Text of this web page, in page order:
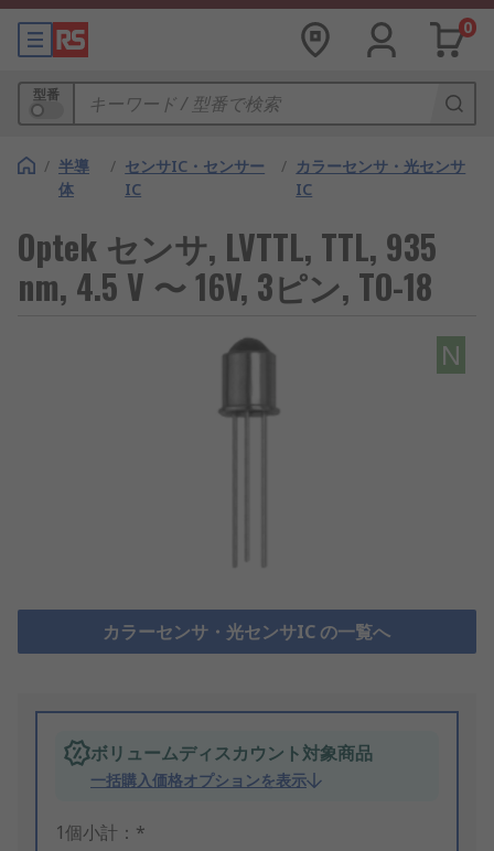
0
型番
/ 半導
体
/ センサIC・センサー
IC
/ カラーセンサ・光センサ
IC
Optek センサ, LVTTL, TTL, 935
nm, 4.5 V 〜 16V, 3ピン, TO-18
N
カラーセンサ・光センサIC の一覧へ
ボリュームディスカウント対象商品
一括購入価格オプションを表示
1個小計：*